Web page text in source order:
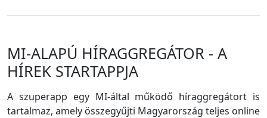
MI-ALAPÚ HÍRAGGREGÁTOR - A
HÍREK STARTAPPJA
A szuperapp egy MI-által működő híraggregátort is
tartalmaz, amely összegyűjti Magyarország teljes online